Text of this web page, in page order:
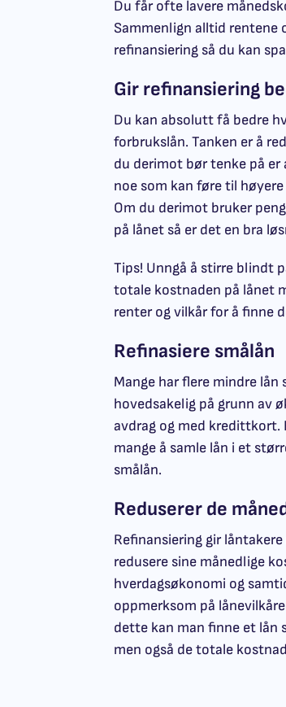
Du får ofte lavere
Sammenlign alltid rentene
refinansiering så du kan
Gir refinansiering
Du kan absolutt få bedre
forbrukslån. Tanken er å
du derimot bør tenke på
noe som kan føre til
Om du derimot bruker
på lånet så er det en bra
Tips! Unngå å stirre blindt
totale kostnaden på lånet
renter og vilkår for å finne
Refinasiere smålån
Mange har flere mindre lån
hovedsakelig på grunn av
avdrag og med kredittkort.
mange å samle lån i et
smålån.
Reduserer de
Refinansiering gir
redusere sine månedlige
hverdagsøkonomi og
oppmerksom på
dette kan man finne et lån
men også de totale